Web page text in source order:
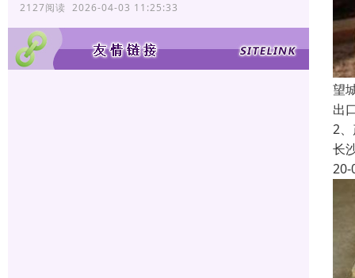
2127阅读 2026-04-03 11:25:33
望
出
2
长
20-